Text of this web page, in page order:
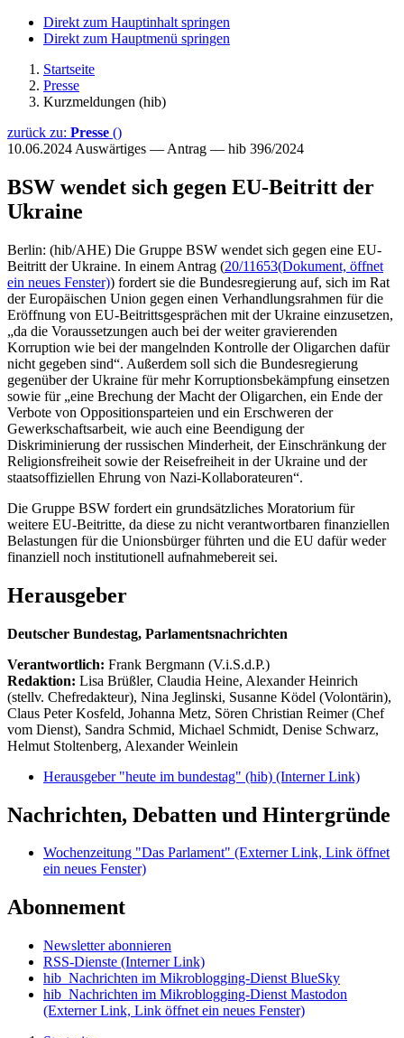
Direkt zum Hauptinhalt springen
Direkt zum Hauptmenü springen
Startseite
Presse
Kurzmeldungen (hib)
zurück zu: Presse ()
10.06.2024 Auswärtiges — Antrag — hib 396/2024
BSW wendet sich gegen EU-Beitritt der
Ukraine
Berlin: (hib/AHE) Die Gruppe BSW wendet sich gegen eine EU-
Beitritt der Ukraine. In einem Antrag (20/11653(Dokument, öffnet
ein neues Fenster)) fordert sie die Bundesregierung auf, sich im Rat
der Europäischen Union gegen einen Verhandlungsrahmen für die
Eröffnung von EU-Beitrittsgesprächen mit der Ukraine einzusetzen,
„da die Voraussetzungen auch bei der weiter gravierenden
Korruption wie bei der mangelnden Kontrolle der Oligarchen dafür
nicht gegeben sind“. Außerdem soll sich die Bundesregierung
gegenüber der Ukraine für mehr Korruptionsbekämpfung einsetzen
sowie für „eine Brechung der Macht der Oligarchen, ein Ende der
Verbote von Oppositionsparteien und ein Erschweren der
Gewerkschaftsarbeit, wie auch eine Beendigung der
Diskriminierung der russischen Minderheit, der Einschränkung der
Religionsfreiheit sowie der Reisefreiheit in der Ukraine und der
staatsoffiziellen Ehrung von Nazi-Kollaborateuren“.
Die Gruppe BSW fordert ein grundsätzliches Moratorium für
weitere EU-Beitritte, da diese zu nicht verantwortbaren finanziellen
Belastungen für die Unionsbürger führten und die EU dafür weder
finanziell noch institutionell aufnahmebereit sei.
Herausgeber
Deutscher Bundestag, Parlamentsnachrichten
Verantwortlich: Frank Bergmann (V.i.S.d.P.)
Redaktion: Lisa Brüßler, Claudia Heine, Alexander Heinrich
(stellv. Chefredakteur), Nina Jeglinski, Susanne Ködel (Volontärin),
Claus Peter Kosfeld, Johanna Metz, Sören Christian Reimer (Chef
vom Dienst), Sandra Schmid, Michael Schmidt, Denise Schwarz,
Helmut Stoltenberg, Alexander Weinlein
Herausgeber "heute im bundestag" (hib) (Interner Link)
Nachrichten, Debatten und Hintergründe
Wochenzeitung "Das Parlament" (Externer Link, Link öffnet
ein neues Fenster)
Abonnement
Newsletter abonnieren
RSS-Dienste (Interner Link)
hib_Nachrichten im Mikroblogging-Dienst BlueSky
hib_Nachrichten im Mikroblogging-Dienst Mastodon
(Externer Link, Link öffnet ein neues Fenster)